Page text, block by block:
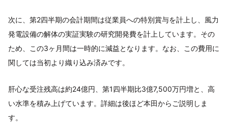
次に、第2四半期の会計期間は従業員への特別賞与を計上し、風力
発電設備の解体の実証実験の研究開発費を計上しています。その
ため、この3ヶ月間は一時的に減益となります。なお、この費用に
関しては当初より織り込み済みです。
肝心な受注残高は約24億円、第1四半期比3億7,500万円増と、高
い水準を積み上げています。詳細は後ほど本田からご説明しま
す。